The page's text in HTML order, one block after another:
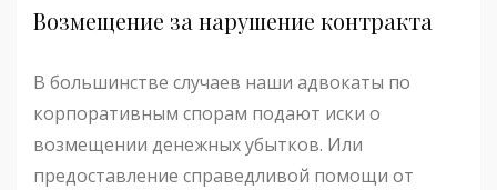
Возмещение за нарушение контракта
В большинстве случаев наши адвокаты по
корпоративным спорам подают иски о
возмещении денежных убытков. Или
предоставление справедливой помощи от